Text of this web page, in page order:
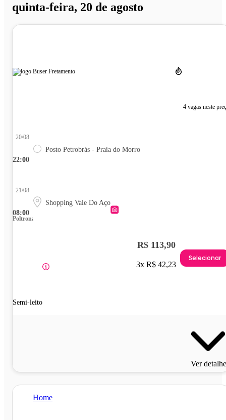
quinta-feira, 20 de agosto
4 vagas neste
22:00
20/08
Posto Petrobrás - Praia do Morro
08:00
21/08
Shopping Vale Do Aço
Poltrona
Semi-leito
R$ 113,90
3x R$ 42,23
Selecionar
Ver
Home